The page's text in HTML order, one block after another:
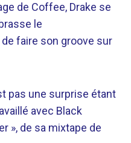
de Coffee, Drake se
le
faire son groove sur
pas une surprise étant
avec Black
», de sa mixtape de